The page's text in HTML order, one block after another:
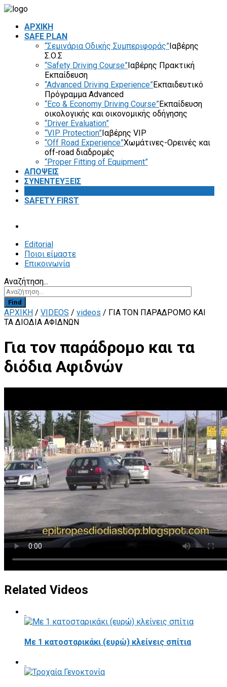
ΑΡΧΙΚΗ
SAFE PLAN
“Σεμινάρια Οδικής Συμπεριφοράς”Ιαβέρης
Σ.Ο.Σ
“Safety Driving Course”Ιαβέρης Πρακτική
Εκπαίδευση
“Advanced Driving Experience”Εκπαιδευτικό
Πρόγραμμα Advanced
“Eco & Economy Driving Course”Εκπαίδευση
οικολογικής και οικονομικής οδήγησης
“Driver Evaluation”
“VIP Protection”Ιαβέρης VIP
“Off Road Experience”Χωμάτινες-Ορεινές και
off-road διαδρομές
“Proper Fitting of Equipment”
ΑΠΟΨΕΙΣ
ΣΥΝΕΝΤΕΥΞΕΙΣ
SAFETY FIRST
Editorial
Ποιοι είμαστε
Επικοινωνία
Αναζήτηση...
Find
ΑΡΧΙΚΗ / VIDEOS / videos / ΓΙΑ ΤΟΝ ΠΑΡΆΔΡΟΜΟ ΚΑΙ
ΤΑ ΔΙΌΔΙΑ ΑΦΙΔΝΏΝ
Για τον παράδρομο και τα
διόδια Αφιδνών
Related Videos
Με 1 κατοσταρικάκι (ευρώ) κλείνεις σπίτια